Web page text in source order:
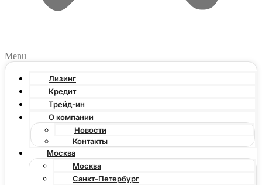
Menu
Лизинг
Кредит
Трейд-ин
О компании
Новости
Контакты
Москва
Москва
Санкт-Петербург